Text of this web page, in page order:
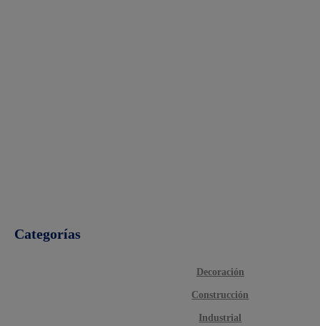
Categorías
Decoración
Construcción
Industrial